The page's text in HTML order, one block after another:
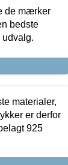
de mærker
bedste
udvalg.
materialer,
er derfor
925